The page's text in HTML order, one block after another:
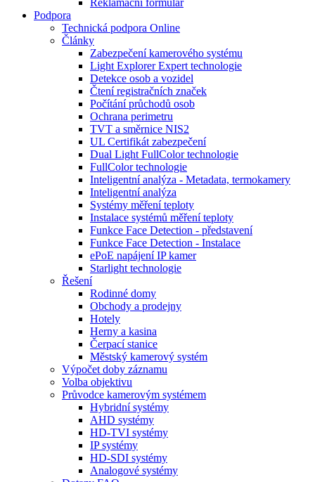
Reklamační formulář
Podpora
Technická podpora Online
Články
Zabezpečení kamerového systému
Light Explorer Expert technologie
Detekce osob a vozidel
Čtení registračních značek
Počítání průchodů osob
Ochrana perimetru
TVT a směrnice NIS2
UL Certifikát zabezpečení
Dual Light FullColor technologie
FullColor technologie
Inteligentní analýza - Metadata, termokamery
Inteligentní analýza
Systémy měření teploty
Instalace systémů měření teploty
Funkce Face Detection - představení
Funkce Face Detection - Instalace
ePoE napájení IP kamer
Starlight technologie
Řešení
Rodinné domy
Obchody a prodejny
Hotely
Herny a kasina
Čerpací stanice
Městský kamerový systém
Výpočet doby záznamu
Volba objektivu
Průvodce kamerovým systémem
Hybridní systémy
AHD systémy
HD-TVI systémy
IP systémy
HD-SDI systémy
Analogové systémy